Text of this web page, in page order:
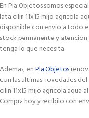
En Pla Objetos somos
lata cilin 11x15 mijo agricola
disponible con envio a todo
stock permanente y
tenga lo que necesita.
Ademas, enPla Objetos
con las ultimas novedades
cilin 11x15 mijo agricola aqua
Compra hoy y recibilo con